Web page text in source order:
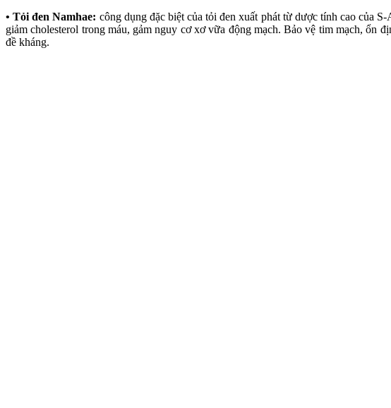
• Tỏi đen Namhae: công dụng đặc biệt của tỏi đen xuất phát từ dược tính cao của
giảm cholesterol trong máu, gảm nguy cơ xơ vữa động mạch. Bảo vệ tim mạch, ổn
đề kháng.